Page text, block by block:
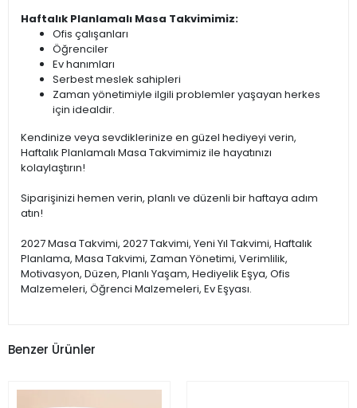
Haftalık Planlamalı Masa Takvimimiz:
Ofis çalışanları
Öğrenciler
Ev hanımları
Serbest meslek sahipleri
Zaman yönetimiyle ilgili problemler yaşayan herkes
için idealdir.
Kendinize veya sevdiklerinize en güzel hediyeyi verin,
Haftalık Planlamalı Masa Takvimimiz ile hayatınızı
kolaylaştırın!
Siparişinizi hemen verin, planlı ve düzenli bir haftaya adım
atın!
2027 Masa Takvimi, 2027 Takvimi, Yeni Yıl Takvimi, Haftalık
Planlama, Masa Takvimi, Zaman Yönetimi, Verimlilik,
Motivasyon, Düzen, Planlı Yaşam, Hediyelik Eşya, Ofis
Malzemeleri, Öğrenci Malzemeleri, Ev Eşyası.
Benzer Ürünler